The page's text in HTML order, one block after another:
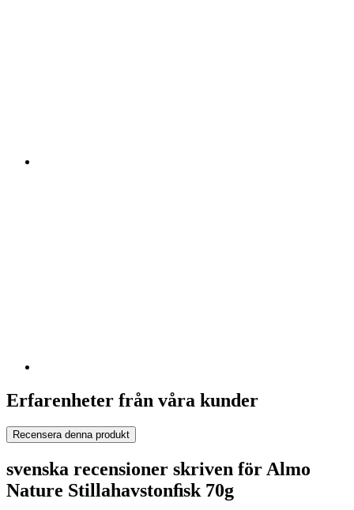
Erfarenheter från våra kunder
Recensera denna produkt
svenska recensioner skriven för Almo
Nature Stillahavstonﬁsk 70g